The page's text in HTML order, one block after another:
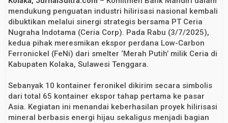
B
a
n
k
M
a
n
d
i
T
e
g
a
s
mendukung penguatan industri hilirisasi nasional kembali
dibuktikan melalui sinergi strategis bersama PT Ceria
Nugraha Indotama (Ceria Corp). Pada Rabu (3/7/2025),
kedua pihak meresmikan ekspor perdana Low-Carbon
Ferronickel (FeNi) dari smelter ‘Merah Putih’ milik Ceria di
Kabupaten Kolaka, Sulawesi Tenggara.
Sebanyak 10 kontainer feronikel dikirim secara simbolis
dari total 65 kontainer ekspor tahap pertama ke pasar
Asia. Kegiatan ini menandai keberhasilan proyek hilirisasi
mineral berbasis energi hijau sekaligus menjadi bagian